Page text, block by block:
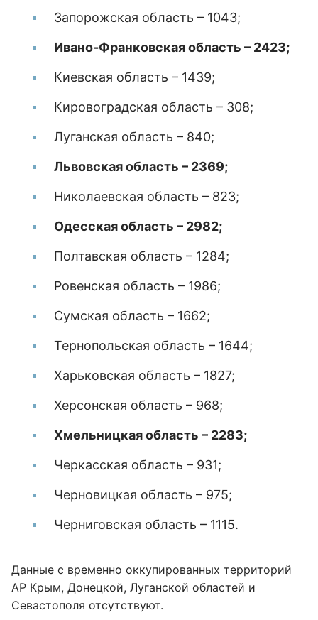
Запорожская область – 1043;
Ивано-Франковская область – 2423;
Киевская область – 1439;
Кировоградская область – 308;
Луганская область – 840;
Львовская область – 2369;
Николаевская область – 823;
Одесская область – 2982;
Полтавская область – 1284;
Ровенская область – 1986;
Сумская область – 1662;
Тернопольская область – 1644;
Харьковская область – 1827;
Херсонская область – 968;
Хмельницкая область – 2283;
Черкасская область – 931;
Черновицкая область – 975;
Черниговская область – 1115.
Данные с временно оккупированных территорий
АР Крым, Донецкой, Луганской областей и
Севастополя отсутствуют.